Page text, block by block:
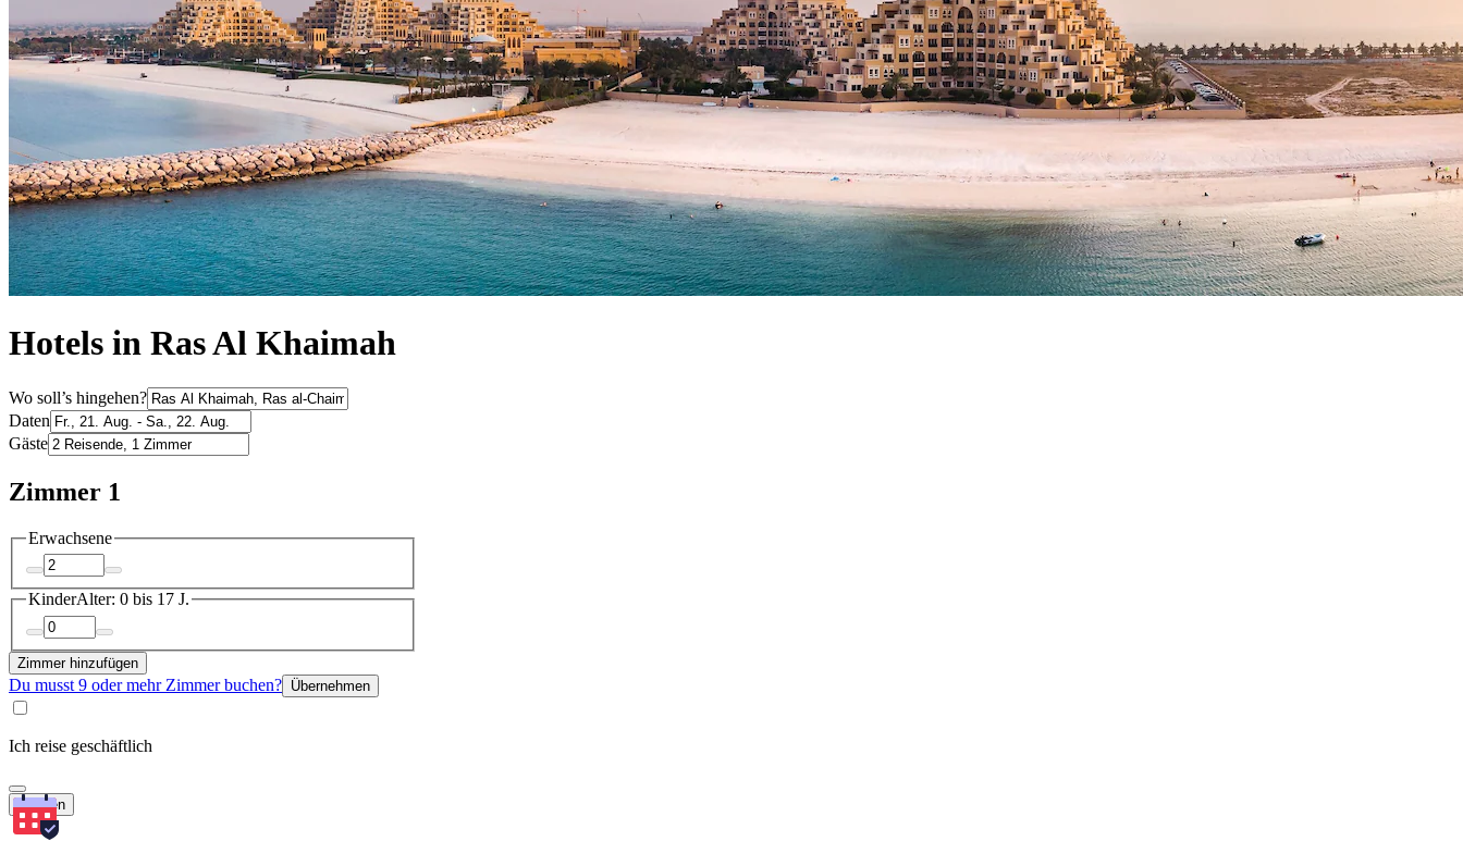
Hotels in Ras Al Khaimah
Wo soll’s hingehen?
Daten
Gäste
Zimmer 1
Erwachsene
KinderAlter: 0 bis 17 J.
Zimmer hinzufügen
Du musst 9 oder mehr Zimmer buchen? Übernehmen
Ich reise geschäftlich
Suchen